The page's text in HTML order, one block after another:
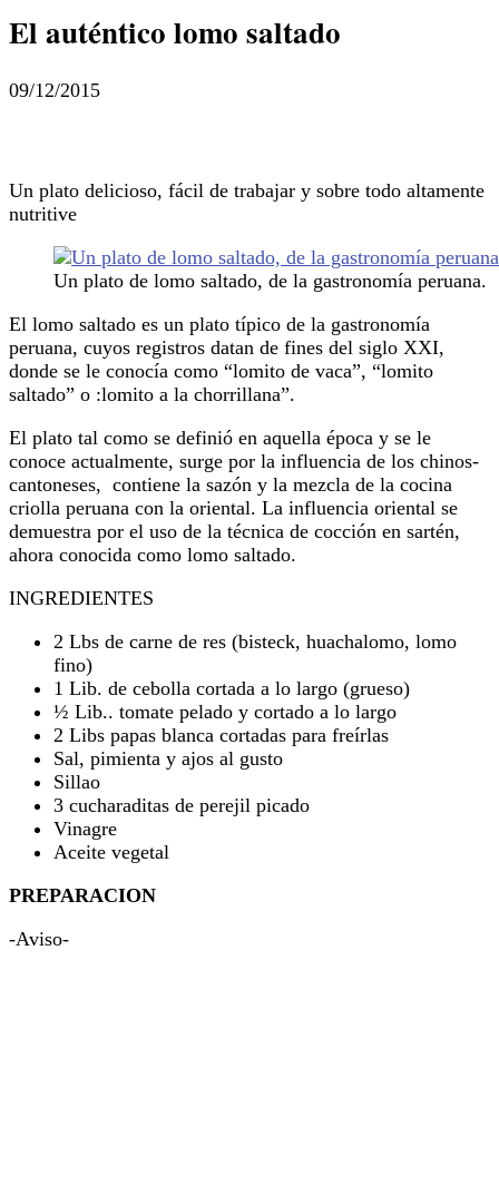
El auténtico lomo saltado
09/12/2015
Un plato delicioso, fácil de trabajar y sobre todo altamente
nutritive
Un plato de lomo saltado, de la gastronomía peruana.
El lomo saltado es un plato típico de la gastronomía
peruana, cuyos registros datan de fines del siglo XXI,
donde se le conocía como “lomito de vaca”, “lomito
saltado” o :lomito a la chorrillana”.
El plato tal como se definió en aquella época y se le
conoce actualmente, surge por la influencia de los chinos-
cantoneses, contiene la sazón y la mezcla de la cocina
criolla peruana con la oriental. La influencia oriental se
demuestra por el uso de la técnica de cocción en sartén,
ahora conocida como lomo saltado.
INGREDIENTES
2 Lbs de carne de res (bisteck, huachalomo, lomo
fino)
1 Lib. de cebolla cortada a lo largo (grueso)
½ Lib.. tomate pelado y cortado a lo largo
2 Libs papas blanca cortadas para freírlas
Sal, pimienta y ajos al gusto
Sillao
3 cucharaditas de perejil picado
Vinagre
Aceite vegetal
PREPARACION
-Aviso-